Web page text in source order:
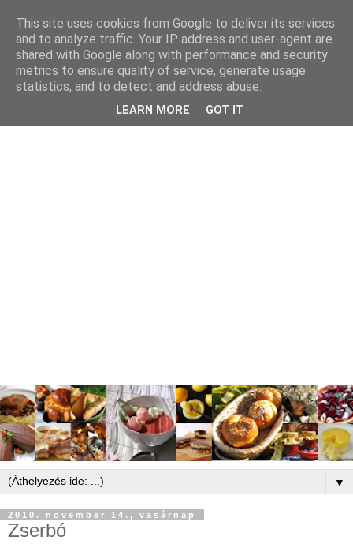
▼
2010. november 14., vasárnap
Zserbó
This site uses cookies from Google to deliver its services
and to analyze traffic. Your IP address and user-agent are
shared with Google along with performance and security
metrics to ensure quality of service, generate usage
statistics, and to detect and address abuse.
LEARN MORE GOT IT